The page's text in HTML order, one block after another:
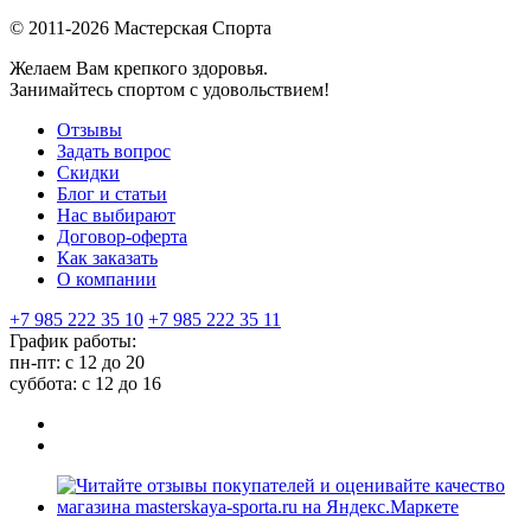
© 2011-2026 Мастерская Спорта
Желаем Вам крепкого здоровья.
Занимайтесь спортом с удовольствием!
Отзывы
Задать вопрос
Скидки
Блог и статьи
Нас выбирают
Договор-оферта
Как заказать
О компании
+7 985 222 35 10 +7 985 222 35 11
График работы:
пн-пт: с 12 до 20
суббота: c 12 до 16